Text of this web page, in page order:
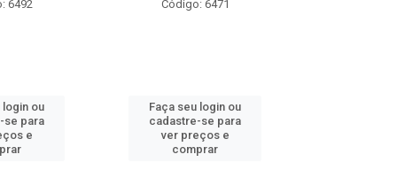
6471
login ou
se para
e
Código: 6489
Faça seu login ou
cadastre-se para
ver preços e
comprar